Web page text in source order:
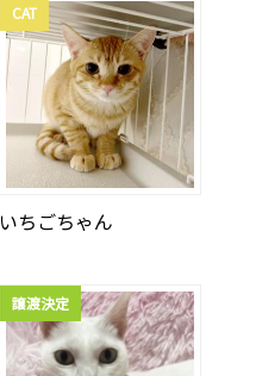
CAT
いちごちゃん
譲渡決定